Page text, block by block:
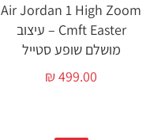
Air Jordan 1 High Zoom
Cmft Easter – עיצוב
מושלם שופע סטייל
₪499.00